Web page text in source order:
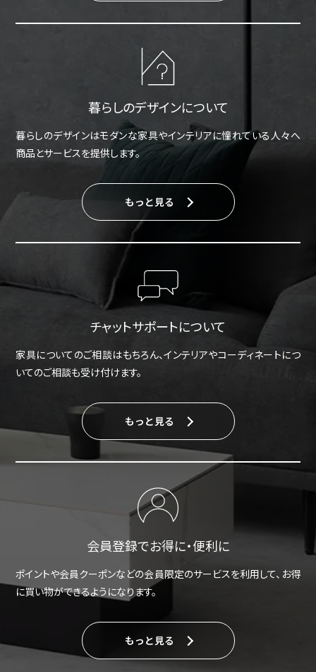
暮らしのデザインについて
暮らしのデザインはモダンな家具やインテリアに憧れている人々へ
商品とサービスを提供します。
もっと見る
チャットサポートについて
家具についてのご相談はもちろん、インテリアやコーディネートにつ
いてのご相談も受け付けます。
もっと見る
会員登録でお得に・便利に
ポイントや会員クーポンなどの会員限定のサービスを利用して、お得
に買い物ができるようになります。
もっと見る